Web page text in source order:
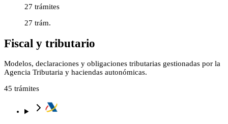
27 trámites
27 trám.
Fiscal y tributario
Modelos, declaraciones y obligaciones tributarias gestionadas por la
Agencia Tributaria y haciendas autonómicas.
45 trámites